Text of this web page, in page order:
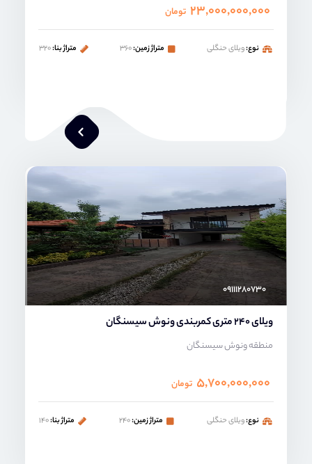
۲۳,۰۰۰,۰۰۰,۰۰۰ تومان
نوع:ویلای حنگلی متراژ زمین:۳۶۰ متراژ بنا:۳۲۰
۰۹۱۱۱۲۸۰۷۳۰
ویلای 240 متری کمربندی ونوش سیسنگان
منطقه ونوش سیسنگان
۵,۷۰۰,۰۰۰,۰۰۰ تومان
نوع:ویلای حنگلی متراژ زمین:۲۴۰ متراژ بنا:۱۴۰